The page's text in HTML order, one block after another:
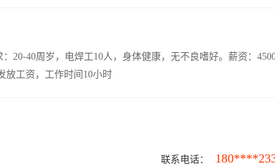
20-40周岁，电焊工10人，身体健康，无不良嗜好。薪资：
放工资，工作时间10小时
联系电话：